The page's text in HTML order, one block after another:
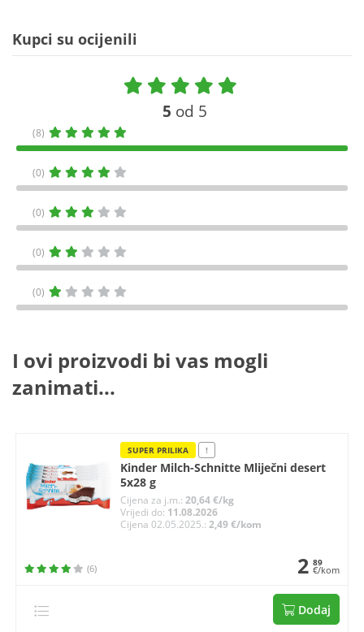
Kupci su ocijenili
5 od 5
(8)
(0)
(0)
(0)
(0)
I ovi proizvodi bi vas mogli
zanimati...
SUPER PRILIKA !
Kinder Milch-Schnitte Mliječni desert
5x28 g
Cijena za j.m.: 20,64 €/kg
Vrijedi do: 11.08.2026
Cijena 02.05.2025.: 2,49 €/kom
(6) 2 89
€/kom
Dodaj